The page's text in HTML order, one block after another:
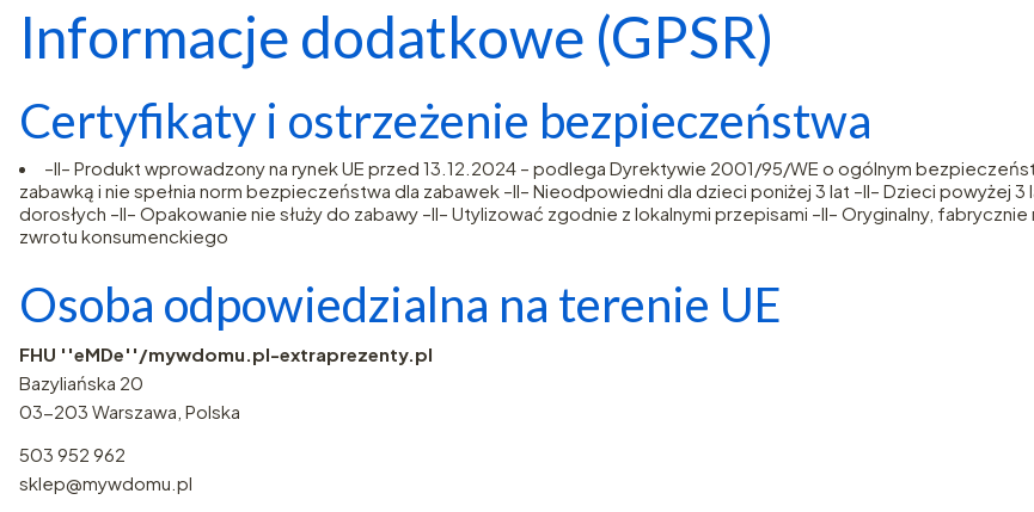
Informacje dodatkowe (GPSR)
Certyfikaty i ostrzeżenie bezpieczeństwa
–II– Produkt wprowadzony na rynek UE przed 13.12.2024 – podlega Dyrektywie 2001/95/WE o ogólnym
zabawką i nie spełnia norm bezpieczeństwa dla zabawek –II– Nieodpowiedni dla dzieci poniżej 3 lat –II– Dzieci powyżej
dorosłych –II– Opakowanie nie służy do zabawy –II– Utylizować zgodnie z lokalnymi przepisami –II– Oryginalny,
zwrotu konsumenckiego
Osoba odpowiedzialna na terenie UE
FHU ''eMDe''/mywdomu.pl-extraprezenty.pl
Bazyliańska 20
03-203 Warszawa, Polska
503 952 962
sklep@mywdomu.pl